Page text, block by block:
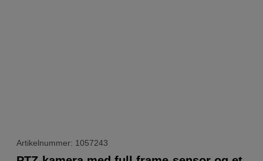
Artikelnummer: 1057243